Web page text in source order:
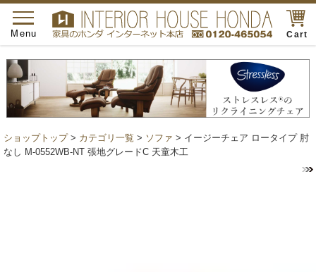
Cart
toggle
navigation
Menu
ショップトップ> カテゴリ一覧 > ソファ > イージーチェア ロータイプ 肘
なし M-0552WB-NT 張地グレードC 天童木工